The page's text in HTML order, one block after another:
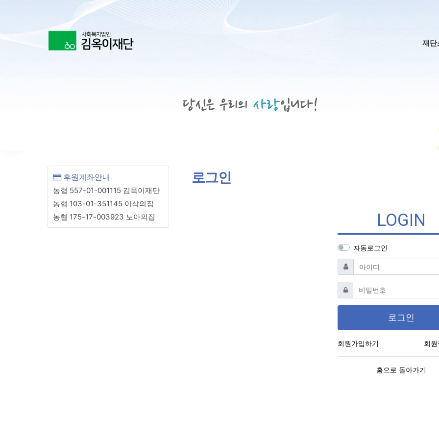
재단
로그인
LOGIN
자동로그인
아이디
필수
비밀번호필수
로그인
회원가입하기 회
홈으로 돌아가기
후원계좌안내
농협 557-01-001115 김옥이재단
농협 103-01-351145 이삭의집
농협 175-17-003923 노아의집